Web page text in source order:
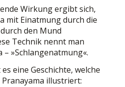
Wirkung ergibt sich,
mit Einatmung durch die
den Mund
Technik nennt man
»Schlangenatmung«.
eine Geschichte, welche
illustriert: